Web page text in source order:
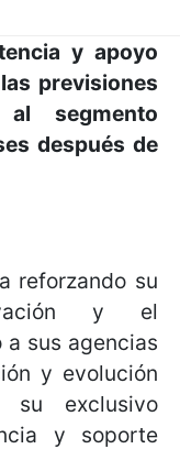
y apoyo
previsiones
segmento
después de
reforzando su
y el
sus agencias
y evolución
su exclusivo
y soporte